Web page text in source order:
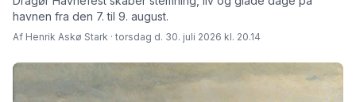
havnen fra den 7. til 9. august.
Af Henrik Askø Stark · torsdag d. 30. juli 2026 kl. 20.14